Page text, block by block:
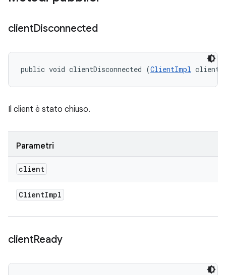
clientDisconnected
public void clientDisconnected (ClientImpl client)
Il client è stato chiuso.
Parametri
client
ClientImpl
clientReady